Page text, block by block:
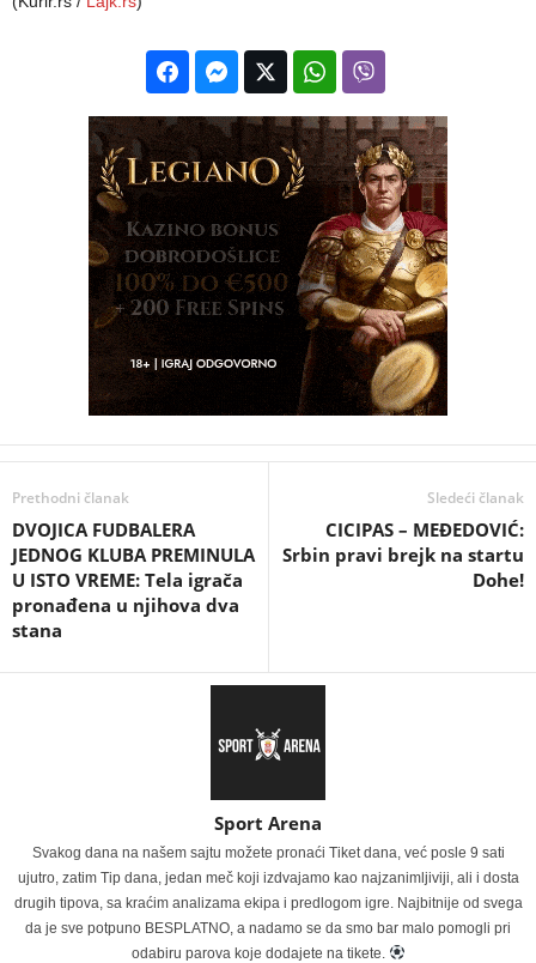
Prethodni članak
DVOJICA FUDBALERA
JEDNOG KLUBA PREMINULA
U ISTO VREME: Tela igrača
pronađena u njihova dva
stana
Sledeći članak
CICIPAS – MEĐEDOVIĆ:
Srbin pravi brejk na startu
Dohe!
Sport Arena
Svakog dana na našem sajtu možete pronaći Tiket dana, već posle 9 sati
ujutro, zatim Tip dana, jedan meč koji izdvajamo kao najzanimljiviji, ali i dosta
drugih tipova, sa kraćim analizama ekipa i predlogom igre. Najbitnije od svega
da je sve potpuno BESPLATNO, a nadamo se da smo bar malo pomogli pri
odabiru parova koje dodajete na tikete.